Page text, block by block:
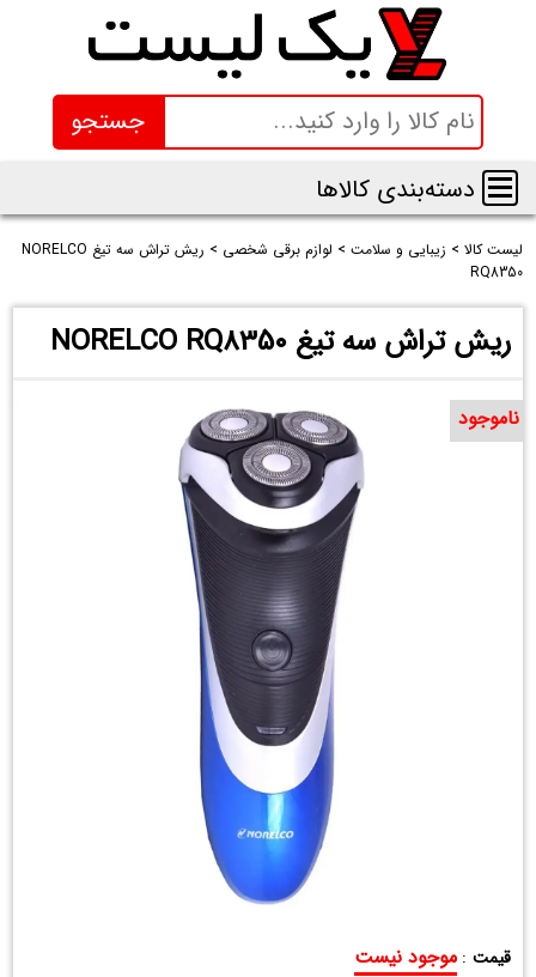
جستجو
دسته‌بندی کالاها
لیست کالا > زیبایی و سلامت > لوازم برقی شخصی >
ریش تراش سه تیغ NORELCO
RQ8350
ریش تراش سه تیغ NORELCO RQ8350
ناموجود
قیمت : موجود نیست